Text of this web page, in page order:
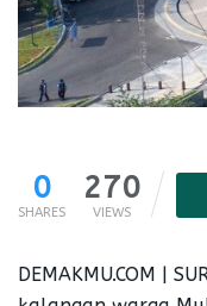
0
SHARES
270
VIEWS
DEMAKMU.COM |